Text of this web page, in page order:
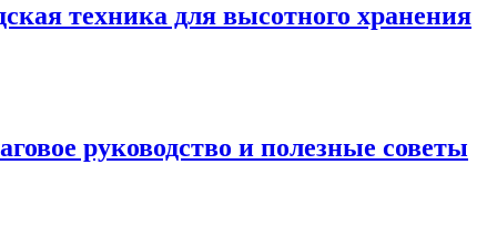
техника для высотного хранения
руководство и полезные советы